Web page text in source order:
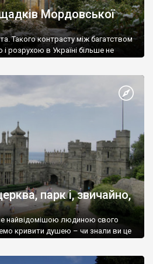
Мордовської
Такого контрасту між багатством
розрухою в Україні більше не
парк і, звичайно,
найвідомішою людиною свого
кривити душею – чи знали ви це